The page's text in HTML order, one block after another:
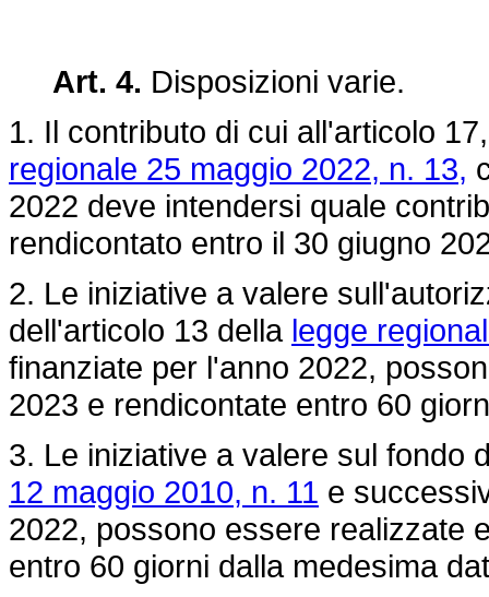
Art. 4. Disposizioni varie.
1. Il contributo di cui all'articolo
regionale 25 maggio 2022, n. 13,
2022 deve intendersi quale
rendicontato entro il 30 giugno
2. Le iniziative a valere
dell'articolo 13 della legge
finanziate per l'anno 2022,
2023 e rendicontate entro 60
3. Le iniziative a valere sul fondo
12 maggio 2010, n. 11 e
2022, possono essere realizzate
entro 60 giorni dalla medesima